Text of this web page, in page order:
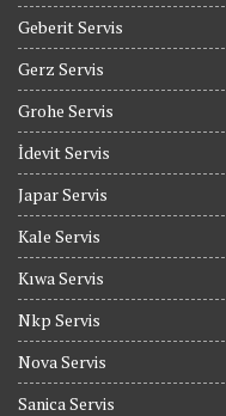
Geberit Servis
Gerz Servis
Grohe Servis
İdevit Servis
Japar Servis
Kale Servis
Kıwa Servis
Nkp Servis
Nova Servis
Sanica Servis